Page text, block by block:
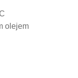
olejem